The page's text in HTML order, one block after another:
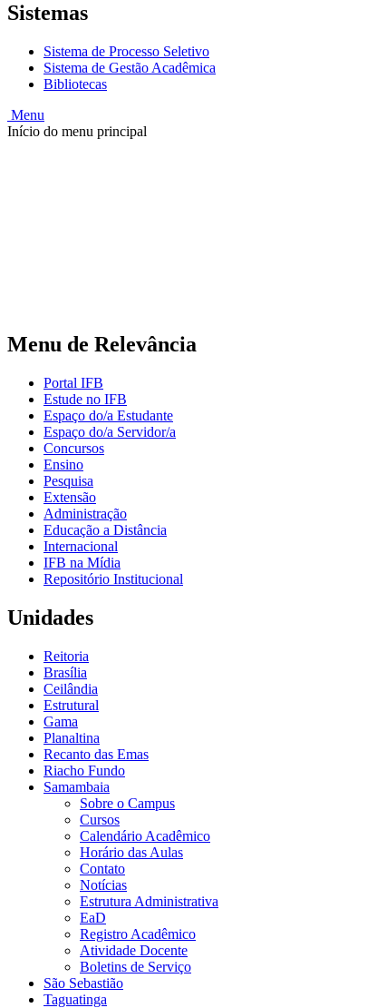
Sistemas
Sistema de Processo Seletivo
Sistema de Gestão Acadêmica
Bibliotecas
Menu
Início do menu principal
Menu de Relevância
Portal IFB
Estude no IFB
Espaço do/a Estudante
Espaço do/a Servidor/a
Concursos
Ensino
Pesquisa
Extensão
Administração
Educação a Distância
Internacional
IFB na Mídia
Repositório Institucional
Unidades
Reitoria
Brasília
Ceilândia
Estrutural
Gama
Planaltina
Recanto das Emas
Riacho Fundo
Samambaia
Sobre o Campus
Cursos
Calendário Acadêmico
Horário das Aulas
Contato
Notícias
Estrutura Administrativa
EaD
Registro Acadêmico
Atividade Docente
Boletins de Serviço
São Sebastião
Taguatinga